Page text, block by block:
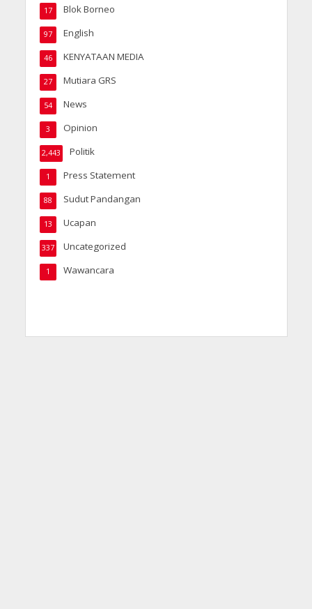
Blok Borneo
17
English
97
KENYATAAN MEDIA
46
Mutiara GRS
27
News
54
Opinion
3
Politik
2,443
Press Statement
1
Sudut Pandangan
88
Ucapan
13
Uncategorized
337
Wawancara
1